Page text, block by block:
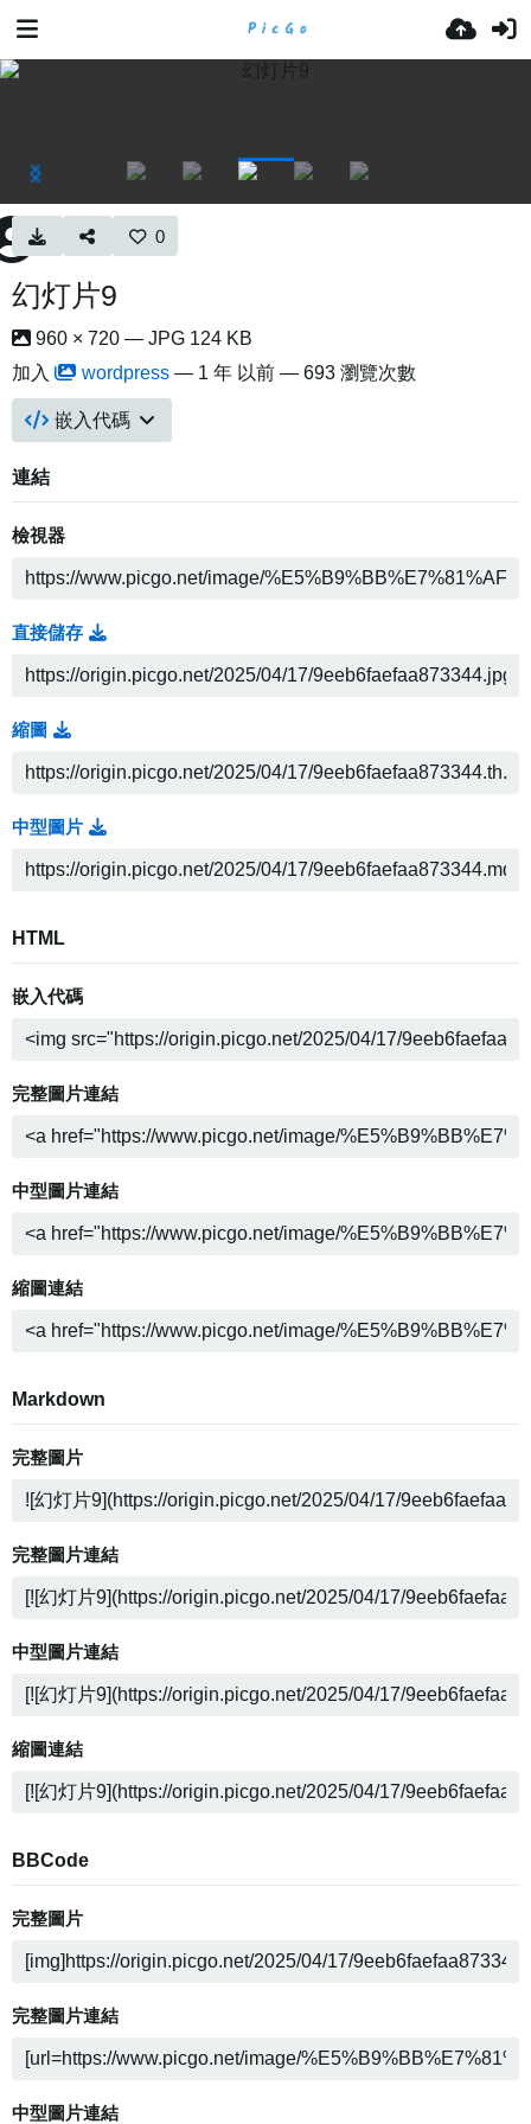
0
幻灯片9
960 × 720 — JPG 124 KB
加入
wordpress — 1 年 以前 — 693 瀏覽次數
嵌入代碼
連結
檢視器
直接儲存
縮圖
中型圖片
HTML
嵌入代碼
完整圖片連結
中型圖片連結
縮圖連結
Markdown
完整圖片
完整圖片連結
中型圖片連結
縮圖連結
BBCode
完整圖片
完整圖片連結
中型圖片連結